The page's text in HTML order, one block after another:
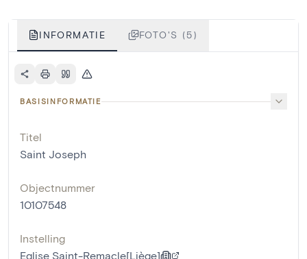
INFORMATIE FOTO'S (5)
BASISINFORMATIE
Titel
Saint Joseph
Objectnummer
10107548
Instelling
Eglise Saint-Remacle[Liège]